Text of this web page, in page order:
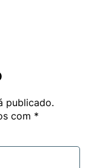
publicado.
com *